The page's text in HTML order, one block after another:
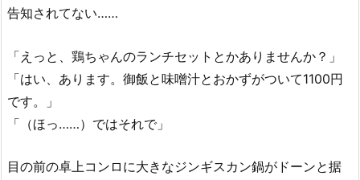
告知されてない……
「えっと、鶏ちゃんのランチセットとかありませんか？」
「はい、あります。御飯と味噌汁とおかずがついて1100円
です。」
「（ほっ……）ではそれで」
目の前の卓上コンロに大きなジンギスカン鍋がドーンと据